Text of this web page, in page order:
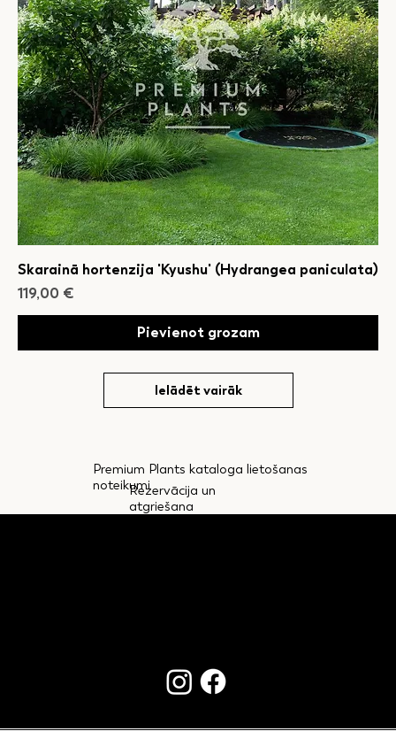
Rezervācija un
atgriešana
Premium Plants kataloga lietošanas
noteikumi
Skarainā hortenzija 'Kyushu' (Hydrangea paniculata)
Cena
119,00 €
Pievienot grozam
Ielādēt vairāk